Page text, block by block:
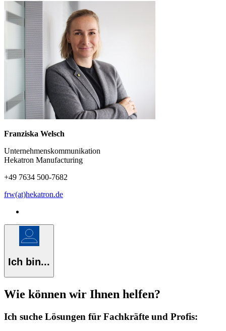
Franziska Welsch
Unternehmenskommunikation
Hekatron Manufacturing
+49 7634 500-7682
frw(at)hekatron.de
Ich bin...
Wie können wir Ihnen helfen?
Ich suche Lösungen für Fachkräfte und Profis: